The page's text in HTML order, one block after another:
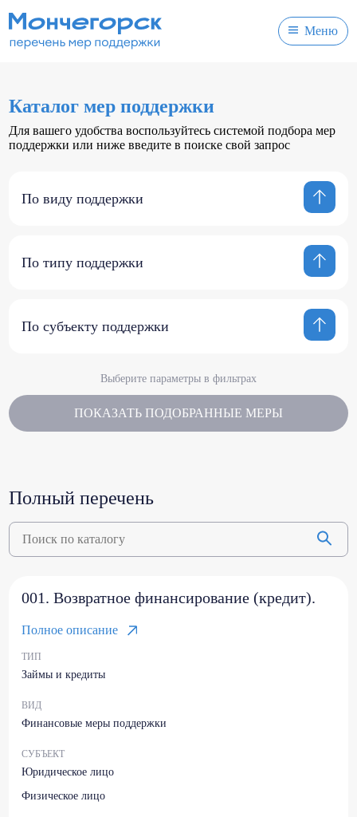
Меню
Каталог мер поддержки
Для вашего удобства воспользуйтесь системой подбора мер
поддержки или ниже введите в поиске свой запрос
По виду поддержки
По типу поддержки
По субъекту поддержки
ПОКАЗАТЬ ПОДОБРАННЫЕ МЕРЫ
Выберите параметры в фильтрах
Полный перечень
001. Возвратное финансирование (кредит).
Полное описание
ТИП
Займы и кредиты
ВИД
Финансовые меры поддержки
СУБЪЕКТ
Юридическое лицо
Физическое лицо